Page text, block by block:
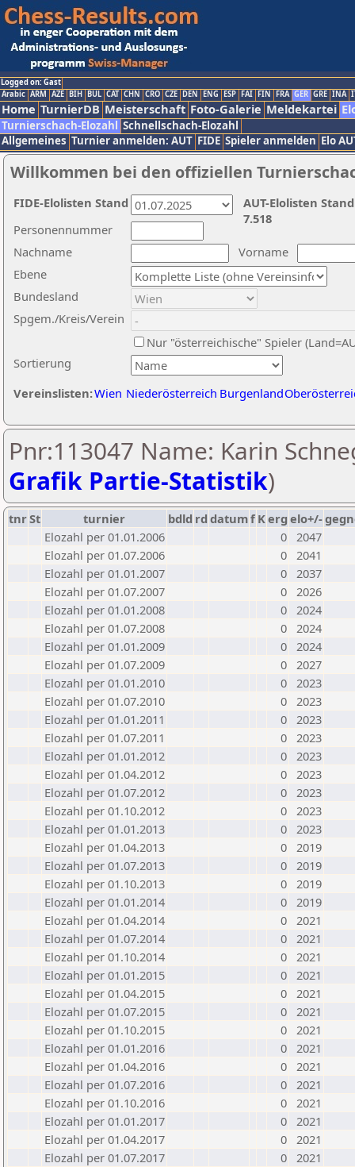
Logged on: Gast
Arabic ARM AZE BIH BUL CAT CHN CRO CZE DEN ENG ESP FAI FIN FRA GER GRE INA
Home TurnierDB Meisterschaft Foto-Galerie Meldekartei
Turnierschach-Elozahl Schnellschach-Elozahl
Allgemeines Turnier anmelden: AUT FIDE Spieler anmelden Elo
Willkommen bei den offiziellen
Nachname
Vorname
Ebene
Sortierung
Personennummer
Bundesland
Spgem./Kreis/Verein
Nur "österreichische" Spieler
Vereinslisten:Wien Niederösterreich Burgenland
AUT-Elolisten
7.518
FIDE-Elolisten Stand
Pnr:113047 Name: Karin
Grafik Partie-Statistik)
tnrSt turnier bdld rd datumf Kerg elo+/-
Elozahl per 01.01.2006
0 2047
Elozahl per 01.07.2006
0 2041
Elozahl per 01.01.2007
0 2037
Elozahl per 01.07.2007
0 2026
Elozahl per 01.01.2008
0 2024
Elozahl per 01.07.2008
0 2024
Elozahl per 01.01.2009
0 2024
Elozahl per 01.07.2009
0 2027
Elozahl per 01.01.2010
0 2023
Elozahl per 01.07.2010
0 2023
Elozahl per 01.01.2011
0 2023
Elozahl per 01.07.2011
0 2023
Elozahl per 01.01.2012
0 2023
Elozahl per 01.04.2012
0 2023
Elozahl per 01.07.2012
0 2023
Elozahl per 01.10.2012
0 2023
Elozahl per 01.01.2013
0 2023
Elozahl per 01.04.2013
0 2019
Elozahl per 01.07.2013
0 2019
Elozahl per 01.10.2013
0 2019
Elozahl per 01.01.2014
0 2019
Elozahl per 01.04.2014
0 2021
Elozahl per 01.07.2014
0 2021
Elozahl per 01.10.2014
0 2021
Elozahl per 01.01.2015
0 2021
Elozahl per 01.04.2015
0 2021
Elozahl per 01.07.2015
0 2021
Elozahl per 01.10.2015
0 2021
Elozahl per 01.01.2016
0 2021
Elozahl per 01.04.2016
0 2021
Elozahl per 01.07.2016
0 2021
Elozahl per 01.10.2016
0 2021
Elozahl per 01.01.2017
0 2021
Elozahl per 01.04.2017
0 2021
Elozahl per 01.07.2017
0 2021